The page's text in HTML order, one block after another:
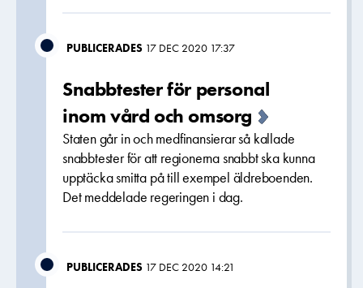
PUBLICERADES 17 DEC 2020 17:37
Snabbtester för personal
inom vård och omsorg
Staten går in och medfinansierar så kallade
snabbtester för att regionerna snabbt ska kunna
upptäcka smitta på till exempel äldreboenden.
Det meddelade regeringen i dag.
PUBLICERADES 17 DEC 2020 14:21